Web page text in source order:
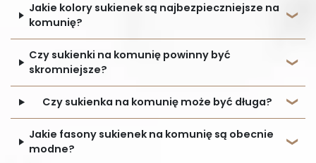
Jakie kolory sukienek są najbezpieczniejsze na
komunię?
Czy sukienki na komunię powinny być
skromniejsze?
Czy sukienka na komunię może być długa?
Jakie fasony sukienek na komunię są obecnie
modne?